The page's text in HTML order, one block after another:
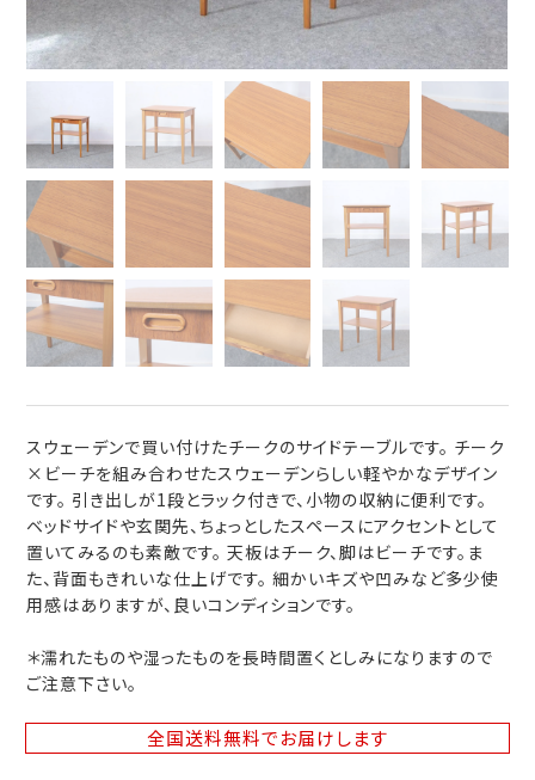
スウェーデンで買い付けたチークのサイドテーブルです。 チーク
×ビーチを組み合わせたスウェーデンらしい軽やかなデザイン
です。 引き出しが1段とラック付きで、小物の収納に便利です。
ベッドサイドや玄関先、ちょっとしたスペースにアクセントとして
置いてみるのも素敵です。 天板はチーク、脚はビーチです。ま
た、背面もきれいな仕上げです。 細かいキズや凹みなど多少使
用感はありますが、良いコンディションです。
＊濡れたものや湿ったものを長時間置くとしみになりますので
ご注意下さい。
全国送料無料でお届けします